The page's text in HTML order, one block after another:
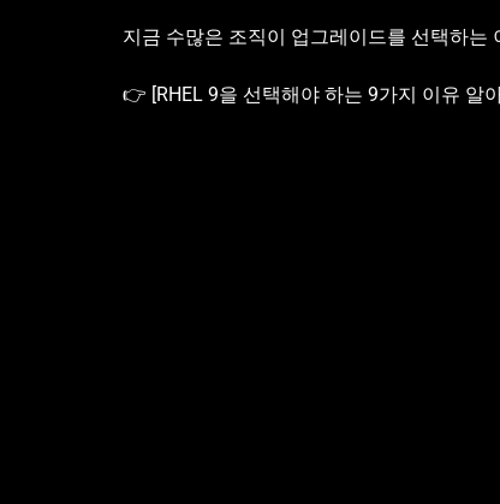
지금 수많은 조직이 업그레이드를 선택하는
👉 [RHEL 9을 선택해야 하는 9가지 이유 알